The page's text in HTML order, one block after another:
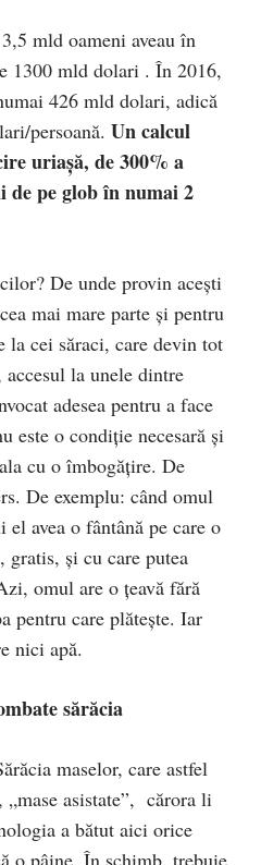
mld oameni aveau în
1300 mld dolari . În 2016,
426 mld dolari, adică
persoană. Un calcul
uriaşă, de 300% a
de pe glob în numai 2
De unde provin aceşti
mai mare parte şi pentru
cei săraci, care devin tot
la unele dintre
adesea pentru a face
este o condiţie necesară şi
cu o îmbogăţire. De
De exemplu: când omul
avea o fântână pe care o
gratis, şi cu care putea
omul are o ţeavă fără
pentru care plăteşte. Iar
nici apă.
sărăcia
maselor, care astfel
„mase asistate”, cărora li
a bătut aici orice